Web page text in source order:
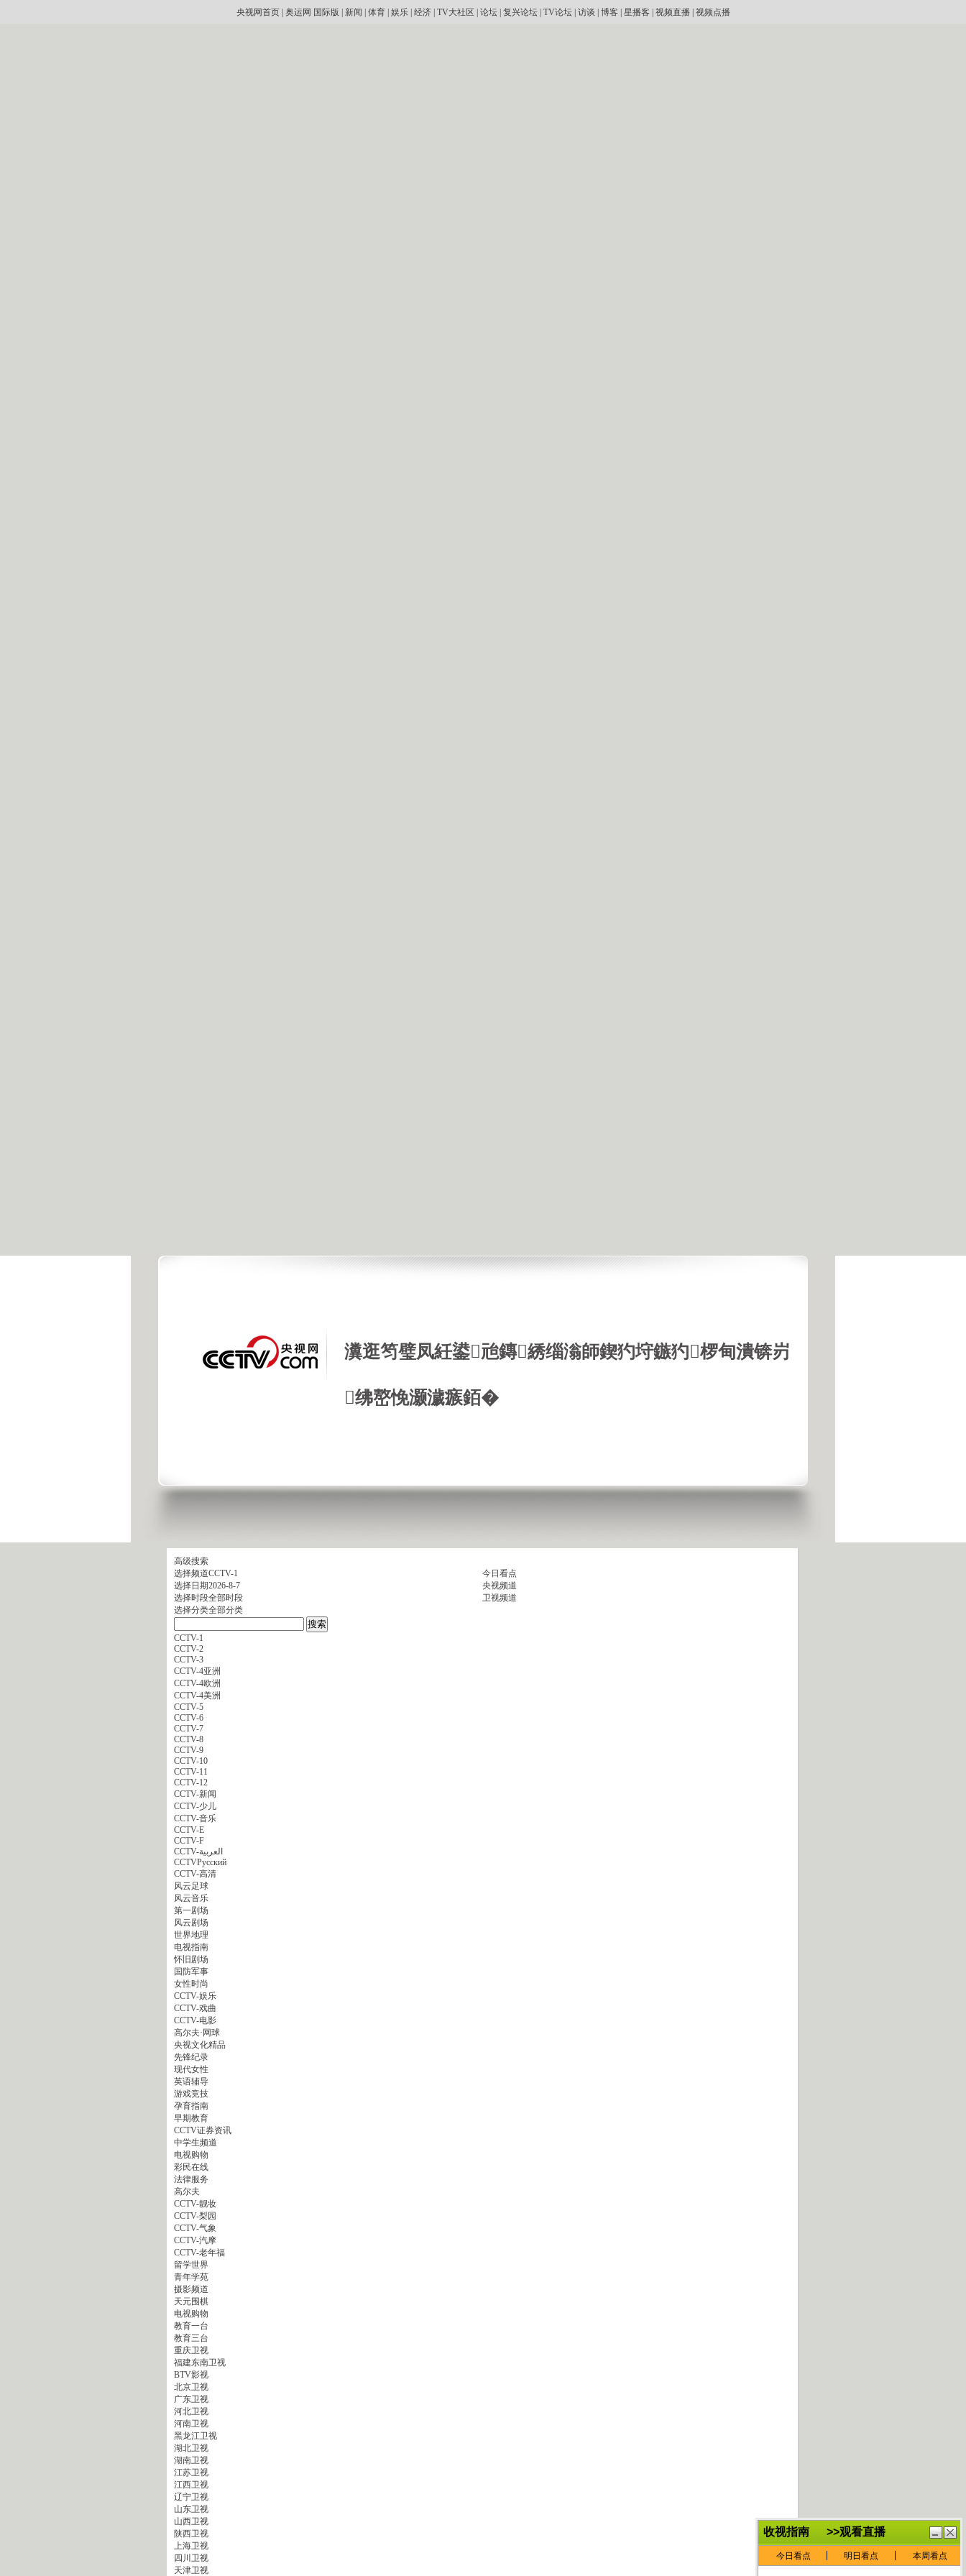
央视网首页| 奥运网 国际版 新闻 体育| 娱乐| 经济| TV大社区 论坛| 复兴论坛| TV论坛| 访谈 博客 星播客 视频直播| 视频点播
瀵逛笉璧凤紝鍙兘鏄綉缁滃師鍥犳垨鏃犳椤甸潰锛岃
绋嶅悗灏濊瘯銆�
高级搜索
选择频道CCTV-1
选择日期2026-8-7
选择时段全部时段
选择分类全部分类
CCTV-1
CCTV-2
CCTV-3
CCTV-4亚洲
CCTV-4欧洲
CCTV-4美洲
CCTV-5
CCTV-6
CCTV-7
CCTV-8
CCTV-9
CCTV-10
CCTV-11
CCTV-12
CCTV-新闻
CCTV-少儿
CCTV-音乐
CCTV-E
CCTV-F
CCTV-العربية
CCTVPусский
CCTV-高清
风云足球
风云音乐
第一剧场
风云剧场
世界地理
电视指南
怀旧剧场
国防军事
女性时尚
CCTV-娱乐
CCTV-戏曲
CCTV-电影
高尔夫·网球
央视文化精品
先锋纪录
现代女性
英语辅导
游戏竞技
孕育指南
早期教育
CCTV证券资讯
中学生频道
电视购物
彩民在线
法律服务
高尔夫
CCTV-靓妆
CCTV-梨园
CCTV-气象
CCTV-汽摩
CCTV-老年福
留学世界
青年学苑
摄影频道
天元围棋
电视购物
教育一台
教育三台
重庆卫视
福建东南卫视
BTV影视
北京卫视
广东卫视
河北卫视
河南卫视
黑龙江卫视
湖北卫视
湖南卫视
江苏卫视
江西卫视
辽宁卫视
山东卫视
山西卫视
陕西卫视
上海卫视
四川卫视
天津卫视
今日看点
央视频道
卫视频道
抽
鏈
€灏
忓
寲